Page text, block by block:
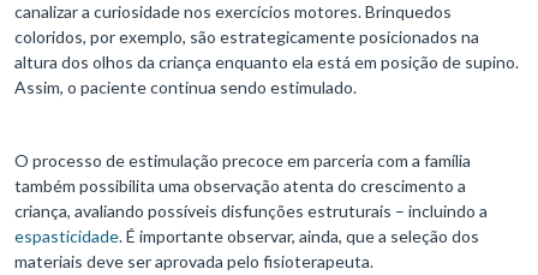
canalizar a curiosidade nos exercícios motores. Brinquedos
coloridos, por exemplo, são estrategicamente posicionados na
altura dos olhos da criança enquanto ela está em posição de supino.
Assim, o paciente continua sendo estimulado.
O processo de estimulação precoce em parceria com a família
também possibilita uma observação atenta do crescimento a
criança, avaliando possíveis disfunções estruturais – incluindo a
espasticidade. É importante observar, ainda, que a seleção dos
materiais deve ser aprovada pelo fisioterapeuta.